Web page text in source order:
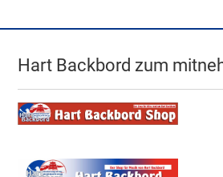
Hart Backbord zum